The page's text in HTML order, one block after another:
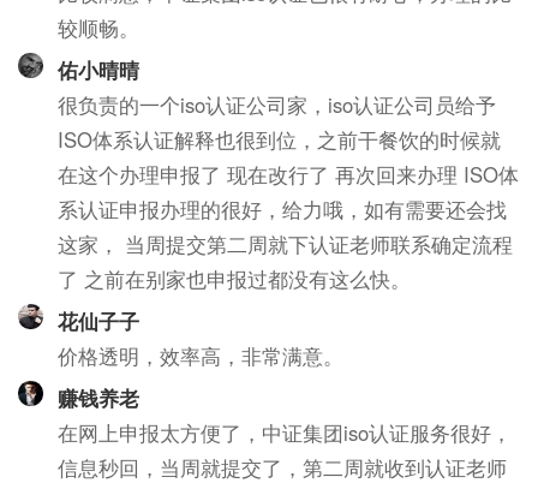
较顺畅。
佑小晴晴
很负责的一个iso认证公司家，iso认证公司员给予
ISO体系认证解释也很到位，之前干餐饮的时候就
在这个办理申报了 现在改行了 再次回来办理 ISO体
系认证申报办理的很好，给力哦，如有需要还会找
这家， 当周提交第二周就下认证老师联系确定流程
了 之前在别家也申报过都没有这么快。
花仙子子
价格透明，效率高，非常满意。
赚钱养老
在网上申报太方便了，中证集团iso认证服务很好，
信息秒回，当周就提交了，第二周就收到认证老师